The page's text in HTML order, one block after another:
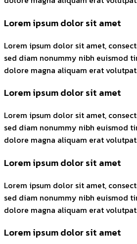
Lorem ipsum dolor sit amet
Lorem ipsum dolor sit amet,
sed diam nonummy nibh euismod
dolore magna aliquam erat
Lorem ipsum dolor sit amet
Lorem ipsum dolor sit amet,
sed diam nonummy nibh euismod
dolore magna aliquam erat
Lorem ipsum dolor sit amet
Lorem ipsum dolor sit amet,
sed diam nonummy nibh euismod
dolore magna aliquam erat
Lorem ipsum dolor sit amet